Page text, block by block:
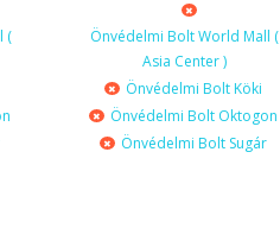
(
Önvédelmi Bolt World Mall (
Asia Center )
Önvédelmi Bolt Köki
Önvédelmi Bolt Oktogon
Önvédelmi Bolt Sugár